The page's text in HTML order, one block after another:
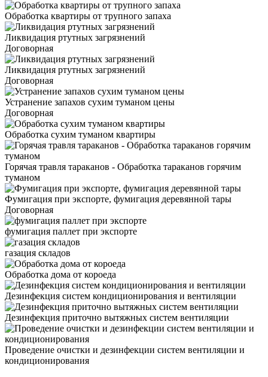
Обработка квартиры от трупного запаха
Ликвидация ртутных загрязнений
Договорная
Ликвидация ртутных загрязнений
Договорная
Устранение запахов сухим туманом цены
Договорная
Обработка сухим туманом квартиры
Горячая травля тараканов - Обработка тараканов горячим
туманом
Фумигация при экспорте, фумигация деревянной тары
Договорная
фумигация паллет при экспорте
газация складов
Обработка дома от короеда
Дезинфекция систем кондиционирования и вентиляции
Дезинфекция приточно вытяжных систем вентиляции
Проведение очистки и дезинфекции систем вентиляции и
кондиционирования